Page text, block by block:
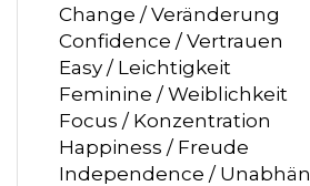
Change / Veränderung
Confidence / Vertrauen
Easy / Leichtigkeit
Feminine / Weiblichkeit
Focus / Konzentration
Happiness / Freude
Independence /